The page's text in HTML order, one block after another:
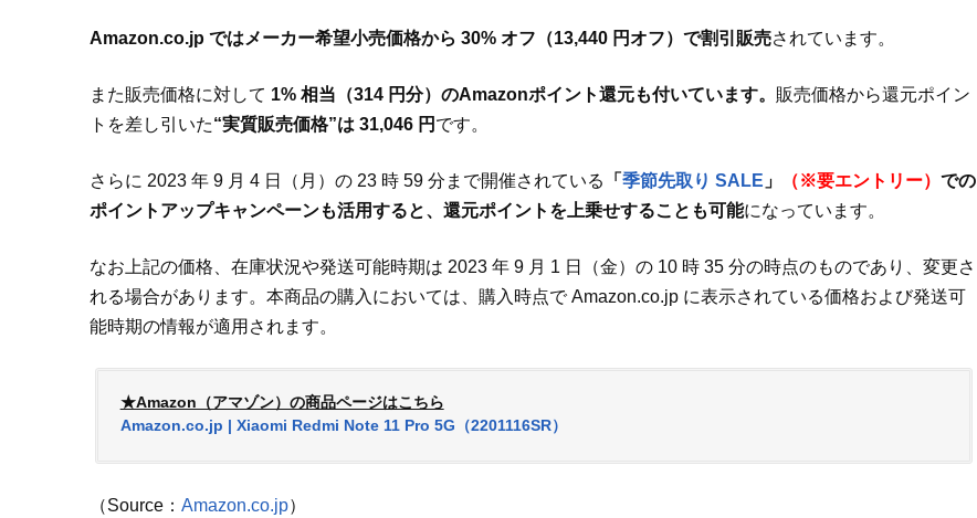
Amazon.co.jp ではメーカー希望小売価格から 30% オフ（13,440 円オフ）で割引販売されています。
また販売価格に対して 1% 相当（314 円分）のAmazonポイント還元も付いています。 販売価格から還元ポイン
トを差し引いた“実質販売価格”は 31,046 円 です。
さらに 2023 年 9 月 4 日（月）の 23 時 59 分まで開催されている 「 季節先取り SALE 」 （※要エントリー） での
ポイントアップキャンペーンも活用すると、還元ポイントを上乗せすることも可能になっています。
なお上記の価格、在庫状況や発送可能時期は 2023 年 9 月 1 日（金）の 10 時 35 分の時点のものであり、変更さ
れる場合があります。本商品の購入においては、購入時点で Amazon.co.jp に表示されている価格および発送可
能時期の情報が適用されます。
★Amazon（アマゾン）の商品ページはこちら
Amazon.co.jp | Xiaomi Redmi Note 11 Pro 5G（2201116SR）
（Source： Amazon.co.jp）